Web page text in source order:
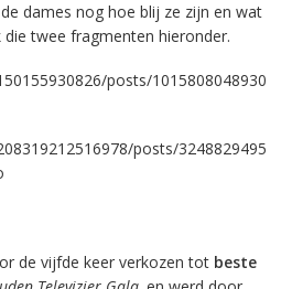
dames nog hoe blij ze zijn en wat
twee fragmenten hieronder.
posts/1015808048930
posts/3248829495
de vijfde keer verkozen tot beste